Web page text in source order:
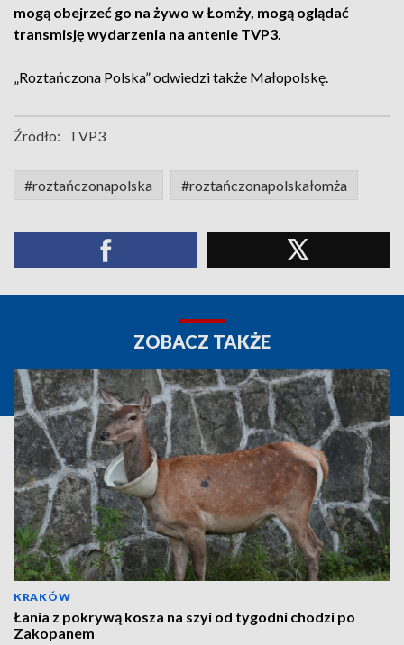
mogą obejrzeć go na żywo w Łomży, mogą oglądać
transmisję wydarzenia na antenie TVP3.
„Roztańczona Polska” odwiedzi także Małopolskę.
Źródło: TVP3
#roztańczonapolska #roztańczonapolskałomża
ZOBACZ TAKŻE
KRAKÓW
Łania z pokrywą kosza na szyi od tygodni chodzi po
Zakopanem